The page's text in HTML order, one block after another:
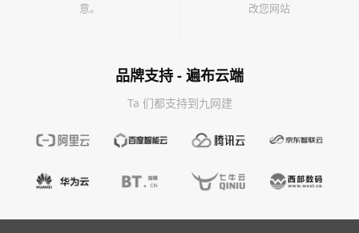
意。
改您网站
品牌支持 - 遍布云端
Ta 们都支持到九网建